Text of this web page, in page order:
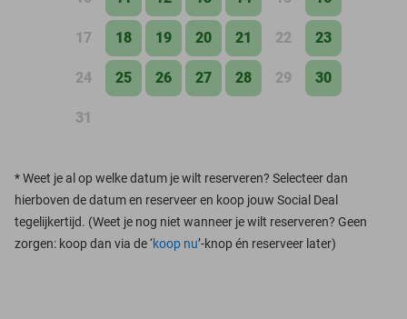
17 18 19 20 21 22 23
24 25 26 27 28 29 30
31
*Weet je al op welke datum je wilt reserveren? Selecteer dan
hierboven de datum en reserveer en koop jouw Social Deal
tegelijkertijd. (Weet je nog niet wanneer je wilt reserveren? Geen
zorgen: koop dan via de ‘koop nu’-knop én reserveer later)